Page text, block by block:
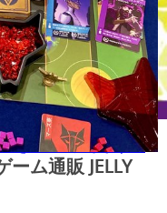
を募集いたします！